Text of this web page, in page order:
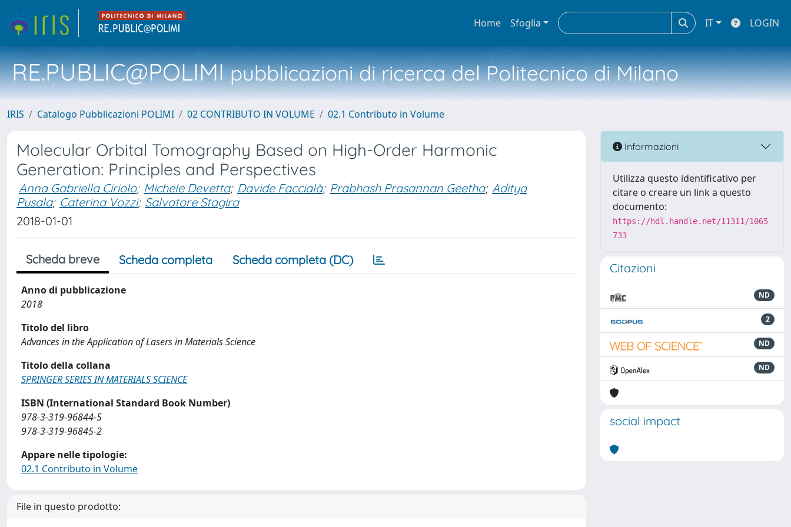
Home Sfoglia IT LOGIN
RE.PUBLIC@POLIMIpubblicazioni di ricerca del Politecnico di Milano
IRIS Catalogo Pubblicazioni POLIMI 02 CONTRIBUTO IN VOLUME 02.1 Contributo in Volume
Molecular Orbital Tomography Based on High-Order Harmonic
Generation: Principles and Perspectives
Anna Gabriella Ciriolo; Michele Devetta; Davide Faccialà; Prabhash Prasannan Geetha; Aditya
Pusala; Caterina Vozzi; Salvatore Stagira
2018-01-01
Scheda breve Scheda completa Scheda completa (DC)
Anno di pubblicazione
2018
Titolo del libro
Advances in the Application of Lasers in Materials Science
Titolo della collana
SPRINGER SERIES IN MATERIALS SCIENCE
ISBN (International Standard Book Number)
978-3-319-96844-5
978-3-319-96845-2
Appare nelle tipologie:
02.1 Contributo in Volume
File in questo prodotto:
Informazioni
Utilizza questo identificativo per
citare o creare un link a questo
documento:
https://hdl.handle.net/11311/1065
733
Citazioni
ND
2
ND
ND
social impact